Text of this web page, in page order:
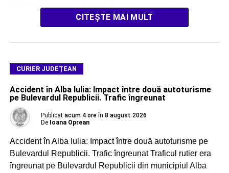
CITEȘTE MAI MULT
CURIER JUDEȚEAN
Accident în Alba Iulia: Impact între două autoturisme
pe Bulevardul Republicii. Trafic îngreunat
Publicat acum 4 ore în 8 august 2026
De Ioana Oprean
Accident în Alba Iulia: Impact între două autoturisme pe
Bulevardul Republicii. Trafic îngreunat Traficul rutier era
îngreunat pe Bulevardul Republicii din municipiul Alba